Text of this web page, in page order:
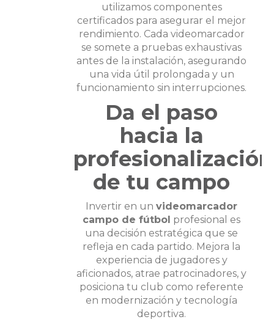
utilizamos componentes
certificados para asegurar el mejor
rendimiento. Cada videomarcador
se somete a pruebas exhaustivas
antes de la instalación, asegurando
una vida útil prolongada y un
funcionamiento sin interrupciones.
Da el paso
hacia la
profesionalización
de tu campo
Invertir en un videomarcador
campo de fútbol profesional es
una decisión estratégica que se
refleja en cada partido. Mejora la
experiencia de jugadores y
aficionados, atrae patrocinadores, y
posiciona tu club como referente
en modernización y tecnología
deportiva.